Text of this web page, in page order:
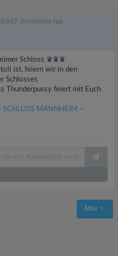
Ilvesheim hat
Schloss ♛♛♛
toll ist, feiern wir in den
Schlosses
Thunderpussy feiert mit Euch
SCHLOSS MANNHEIM –
Älter